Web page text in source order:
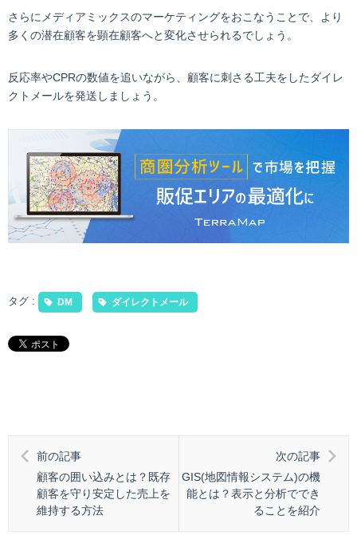
さらにメディアミックスのマーケティングをおこなうことで、より
多くの潜在顧客を顕在顧客へと変化させられるでしょう。
反応率やCPRの数値を追いながら、顧客に刺さる工夫をしたダイレ
クトメールを発送しましょう。
タグ : DM ダイレクトメール
前の記事
顧客の囲い込みとは？既存
顧客を守り安定した売上を
維持する方法
次の記事
GIS(地図情報システム)の機
能とは？表示と分析ででき
ることを紹介